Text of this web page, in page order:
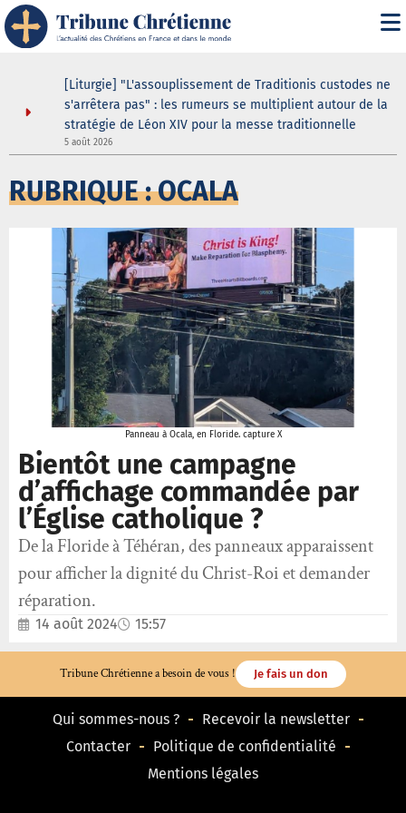
son
[Liturgie] "L'assouplissement de Traditionis custodes ne
s'arrêtera pas" : les rumeurs se multiplient autour de la
stratégie de Léon XIV pour la messe traditionnelle
5 août 2026
RUBRIQUE : OCALA
Panneau à Ocala, en Floride. capture X
Bientôt une campagne
d’affichage commandée par
l’Église catholique ?
De la Floride à Téhéran, des panneaux apparaissent
pour afficher la dignité du Christ-Roi et demander
réparation.
14 août 2024 15:57
Tribune Chrétienne a besoin de vous ! Je fais un don
Qui sommes-nous ?
Recevoir la newsletter
Contacter
Politique de confidentialité
Mentions légales